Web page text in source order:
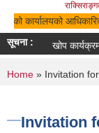
कार्यालयको
सूचना :
०८४ खोप
You are
Home » Invitation
Invitation